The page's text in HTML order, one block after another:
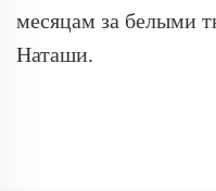
месяцам за белыми
Наташи.